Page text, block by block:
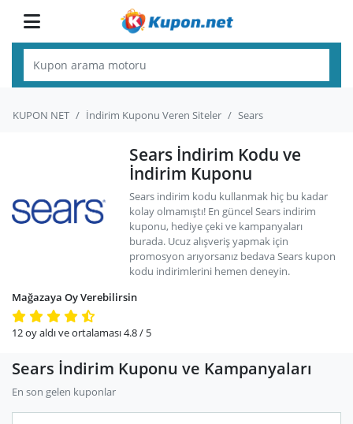
KUPON NET İndirim Kuponu Veren Siteler Sears
Mağazaya Oy Verebilirsin
12oy aldı ve ortalaması4.8/ 5
Sears İndirim Kodu ve
İndirim Kuponu
Sears indirim kodu kullanmak hiç bu kadar
kolay olmamıştı! En güncel Sears indirim
kuponu, hediye çeki ve kampanyaları
burada. Ucuz alışveriş yapmak için
promosyon arıyorsanız bedava Sears kupon
kodu indirimlerini hemen deneyin.
Sears İndirim Kuponu ve Kampanyaları
En son gelen kuponlar